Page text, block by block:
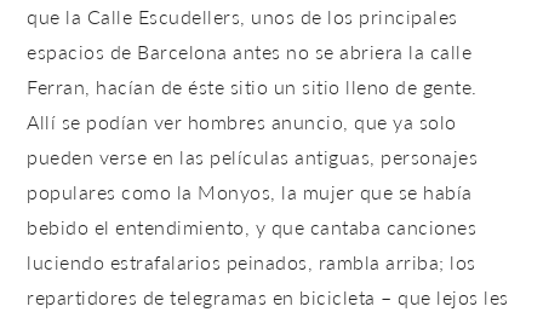
que la Calle Escudellers, unos de los principales
espacios de Barcelona antes no se abriera la calle
Ferran, hacían de éste sitio un sitio lleno de gente.
Allí se podían ver hombres anuncio, que ya solo
pueden verse en las películas antiguas, personajes
populares como la Monyos, la mujer que se había
bebido el entendimiento, y que cantaba canciones
luciendo estrafalarios peinados, rambla arriba; los
repartidores de telegramas en bicicleta – que lejos les